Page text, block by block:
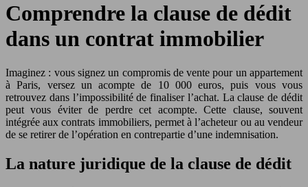
Comprendre la clause de dédit
dans un contrat immobilier
Imaginez : vous signez un compromis de vente pour un appartement
à Paris, versez un acompte de 10 000 euros, puis vous vous
retrouvez dans l’impossibilité de finaliser l’achat. La clause de dédit
peut vous éviter de perdre cet acompte. Cette clause, souvent
intégrée aux contrats immobiliers, permet à l’acheteur ou au vendeur
de se retirer de l’opération en contrepartie d’une indemnisation.
La nature juridique de la clause de dédit